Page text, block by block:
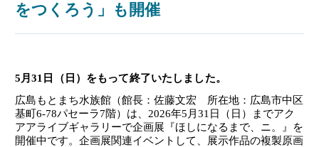
をつくろう」も開催
5月31日（日）をもって終了いたしました。
広島もとまち水族館（館長：佐藤文宏 所在地：広島市中区
基町6‐78パセーラ7階）は、 2026年5 月31 日（日）までアク
アアライブギャラリーで企画展『ほしになるまで、ニ。』を
開催中です。企画展関連イベントして、展示作品の複製原画